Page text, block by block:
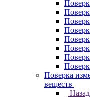
Поверка
веществ
Назад